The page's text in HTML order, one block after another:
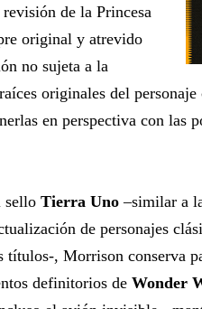
de la Princesa
original y atrevido
no sujeta a la
originales del
en perspectiva con las
sello Tierra Uno –similar a
de personajes
títulos-, Morrison conserva
definitorios de Wonder